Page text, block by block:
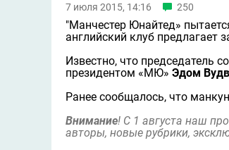
7 июля 2015, 14:16 250
"Манчестер Юнайтед»
английский клуб предлагает
Известно, что председатель
президентом «МЮ» Эдом
Ранее сообщалось, что
Внимание! С 1 августа наш
авторы, новые рубрики,